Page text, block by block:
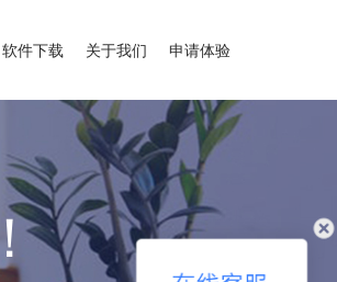
软件下载 关于我们 申请体验
X